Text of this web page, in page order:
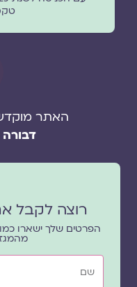
האתר
דבורה
רוצה לקבל את
הפרטים שלך ישארו
שם